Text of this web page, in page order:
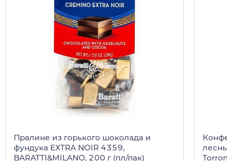
Пралине из горького шоколада и
фундука EXTRA NOIR 4359,
BARATTI&MILANO, 200 г (пл/пак)